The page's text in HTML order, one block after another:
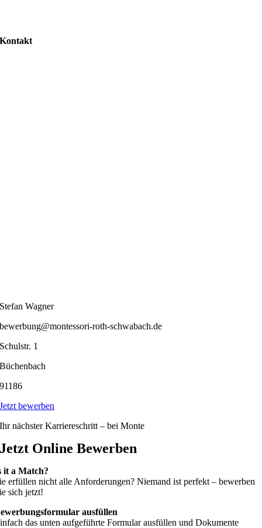
Kontakt
Stefan Wagner
bewerbung@montessori-roth-schwabach.de
Schulstr. 1
Büchenbach
91186
Jetzt bewerben
Ihr nächster Karriereschritt – bei Monte
Jetzt Online Bewerben
it a Match?
erfüllen nicht alle Anforderungen? Niemand ist perfekt – bewerben
sich jetzt!
ausfüllen
das unten aufgeführte Formular ausfüllen und Dokumente